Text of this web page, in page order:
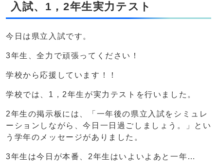
入試、1，2年生実力テスト
今日は県立入試です。
3年生、全力で頑張ってください！
学校から応援しています！！
学校では、1，2年生が実力テストを行いました。
2年生の掲示板には、「一年後の県立入試をシミュレ
ーションしながら、今日一日過ごしましょう。」とい
う学年のメッセージがありました。
3年生は今日が本番、2年生はいよいよあと一年…